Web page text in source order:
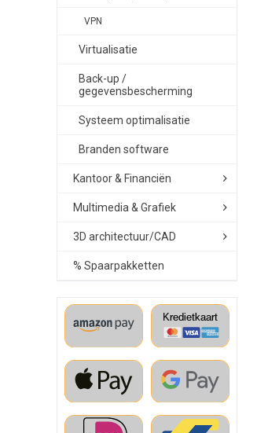
VPN
Virtualisatie
Back-up /
gegevensbescherming
Systeem optimalisatie
Branden software
Kantoor & Financiën
Multimedia & Grafiek
3D architectuur/CAD
% Spaarpakketten